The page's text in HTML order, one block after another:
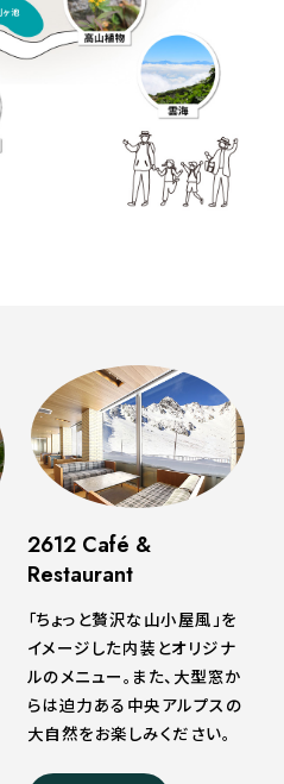
2612 Café &
Restaurant
「ちょっと贅沢な山小屋風」を
イメージした内装とオリジナ
ルのメニュー。また、大型窓か
らは迫力ある中央アルプスの
大自然をお楽しみください。